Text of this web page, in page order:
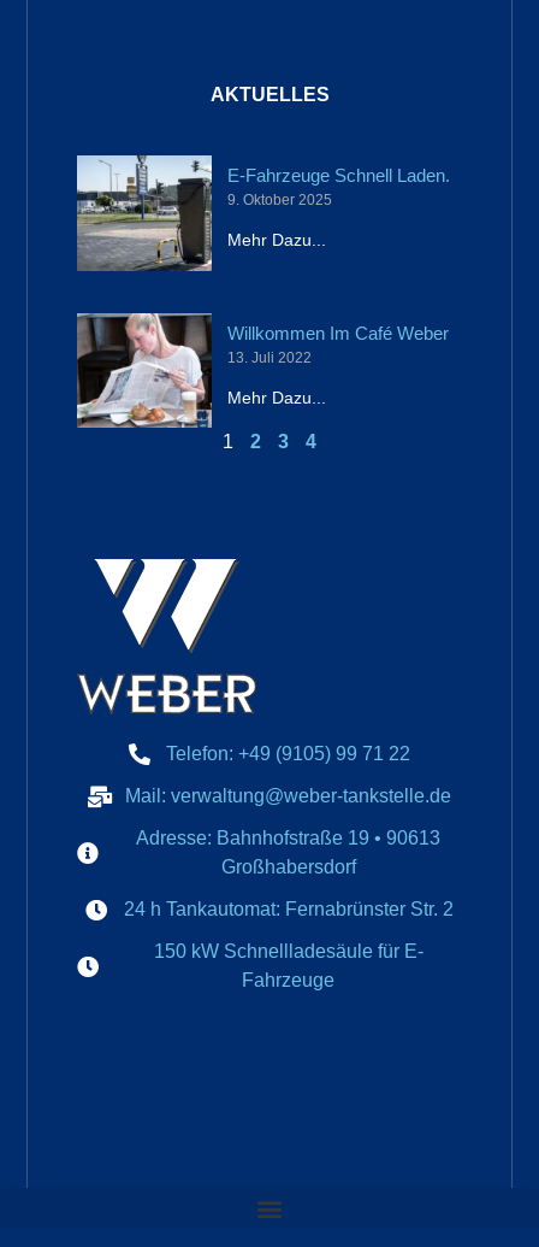
AKTUELLES
E-Fahrzeuge Schnell Laden.
9. Oktober 2025
Mehr Dazu...
Willkommen Im Café Weber
13. Juli 2022
Mehr Dazu...
Seite
1
Seite
2
Seite
3
Seite
4
Telefon: +49 (9105) 99 71 22
Mail: verwaltung@weber-tankstelle.de
Adresse: Bahnhofstraße 19 • 90613
Großhabersdorf
24 h Tankautomat: Fernabrünster Str. 2
150 kW Schnellladesäule für E-
Fahrzeuge